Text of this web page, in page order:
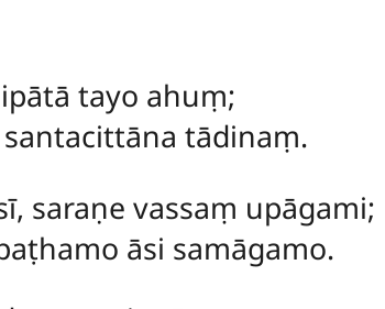
tayo ahuṃ;
tādinaṃ.
saraṇe vassaṃ upāgami;
āsi samāgamo.